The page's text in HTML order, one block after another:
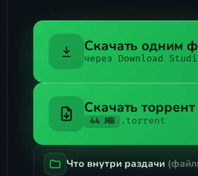
Скачать одним
через Download
Скачать торрент
44 MB .torrent
Что внутри раздачи